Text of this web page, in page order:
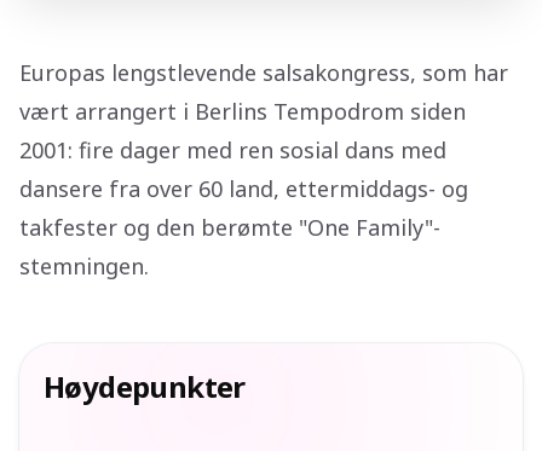
Europas lengstlevende salsakongress, som har
vært arrangert i Berlins Tempodrom siden
2001: fire dager med ren sosial dans med
dansere fra over 60 land, ettermiddags- og
takfester og den berømte "One Family"-
stemningen.
Høydepunkter